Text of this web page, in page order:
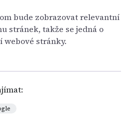
bude zobrazovat relevantní
stránek, takže se jedná o
webové stránky.